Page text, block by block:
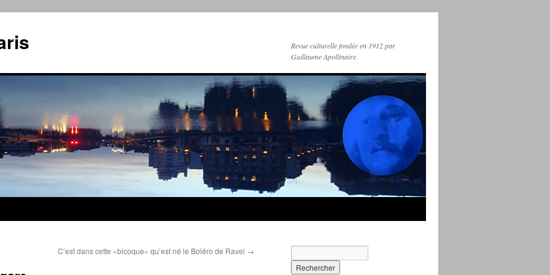
Revue culturelle fondée en 1912 par
Guillaume Apollinaire.
C’est dans cette «bicoque» qu’est né le Boléro de Ravel →